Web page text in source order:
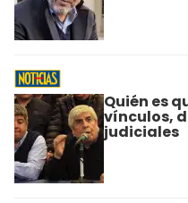
Quién es
vínculos,
judiciales